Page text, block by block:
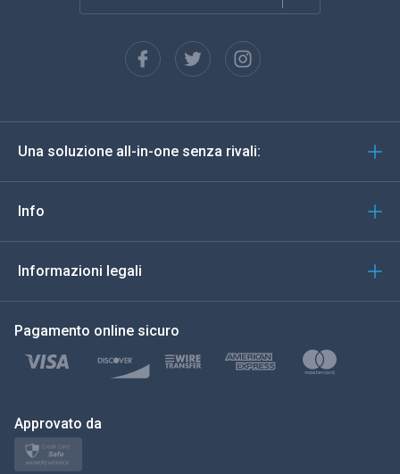
Español
Deutsch
Türkçe
Polski
日本
Una soluzione all-in-one senza rivali:
Info
Informazioni legali
Pagamento online sicuro
Approvato da